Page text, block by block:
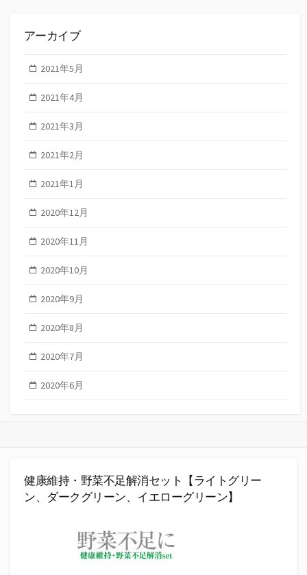
アーカイブ
2021年5月
2021年4月
2021年3月
2021年2月
2021年1月
2020年12月
2020年11月
2020年10月
2020年9月
2020年8月
2020年7月
2020年6月
健康維持・野菜不足解消セット【ライトグリー
ン、ダークグリーン、イエローグリーン】